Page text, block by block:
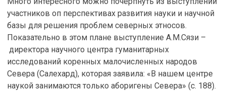
участников оп перспективах развития науки и научной
базы для решения проблем северных этносов.
Показательно в этом плане выступление А.М.Сязи –
директора научного центра гуманитарных
исследований коренных малочисленных народов
Севера (Салехард), которая заявила: «В нашем центре
наукой занимаются только аборигены Севера» (с. 188).